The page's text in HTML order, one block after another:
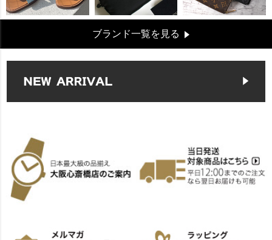
ブランド一覧を見る